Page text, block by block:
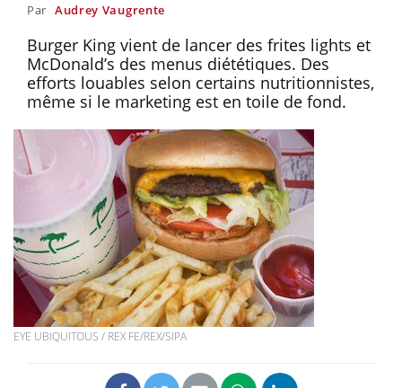
Par Audrey Vaugrente
Burger King vient de lancer des frites lights et
McDonald’s des menus diététiques. Des
efforts louables selon certains nutritionnistes,
même si le marketing est en toile de fond.
EYE UBIQUITOUS / REX FE/REX/SIPA